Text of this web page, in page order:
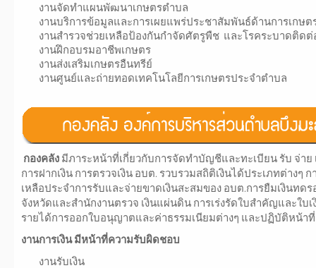
งานจัดทำแผนพัฒนาเกษตรตำบล
งานบริการข้อมูลและการเผยแพร่ประชาสัมพันธ์ด้านการเกษต
งานสำรวจช่วยเหลือป้องกันกำจัดศัตรูพืช และโรคระบาดติด
งานฝึกอบรมอาชีพเกษตร
งานส่งเสริมเกษตรอืนทรีย์
งานศูนย์และถ่ายทอดเทคโนโลยีการเกษตรประจำตำบล
กองคลัง มีภาระหน้าที่เกี่ยวกับการจัดทำบัญชีและทะเบียน รับ จ่าย เ
การฝากเงิน การตรวจเงิน อบต. รวบรวมสถิติเงินได้ประเภทต่าง
เหลือประจำการรับและจ่ายขาดเงินสะสมของ อบต.การยืมเงินท
จังหวัดและสำนักงานตรวจ เงินแผ่นดิน การเร่งรัดใบสำคัญและใบ
รายได้การออกใบอนุญาตและค่าธรรมเนียมต่างๆ และปฏิบัติหน้า
งานการเงิน มีหน้าที่ความรับผิดชอบ
งานรับเงิน